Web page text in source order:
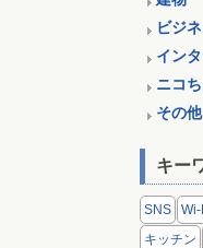
ビジ
イン
ニコ
その他
キー
SNS Wi-
キッチン